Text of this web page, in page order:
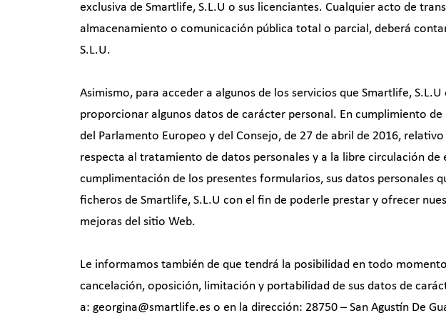
exclusiva de Smartlife, S.L.U o sus licenciantes. Cualquier acto de
almacenamiento o comunicación pública total o parcial, deberá
S.L.U.
Asimismo, para acceder a algunos de los servicios que Smartlife,
proporcionar algunos datos de carácter personal. En cumplimiento
del Parlamento Europeo y del Consejo, de 27 de abril de 2016,
respecta al tratamiento de datos personales y a la libre circulación
cumplimentación de los presentes formularios, sus datos personales
ficheros de Smartlife, S.L.U con el fin de poderle prestar y ofrecer
mejoras del sitio Web.
Le informamos también de que tendrá la posibilidad en todo
cancelación, oposición, limitación y portabilidad de sus datos de
a: georgina@smartlife.es o en la dirección: 28750 – San Agustín De